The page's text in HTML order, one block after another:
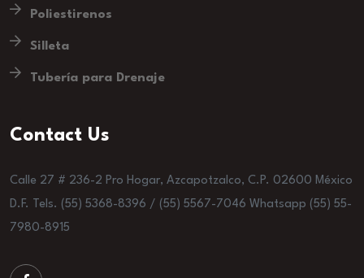
Poliestirenos
Silleta
Tubería para Drenaje
Contact Us
Calle 27 # 236-2 Pro Hogar, Azcapotzalco, C.P. 02600 México
D.F. Tels. (55) 5368-8396 / (55) 5567-7046 Whatsapp (55) 55-
7980-8915